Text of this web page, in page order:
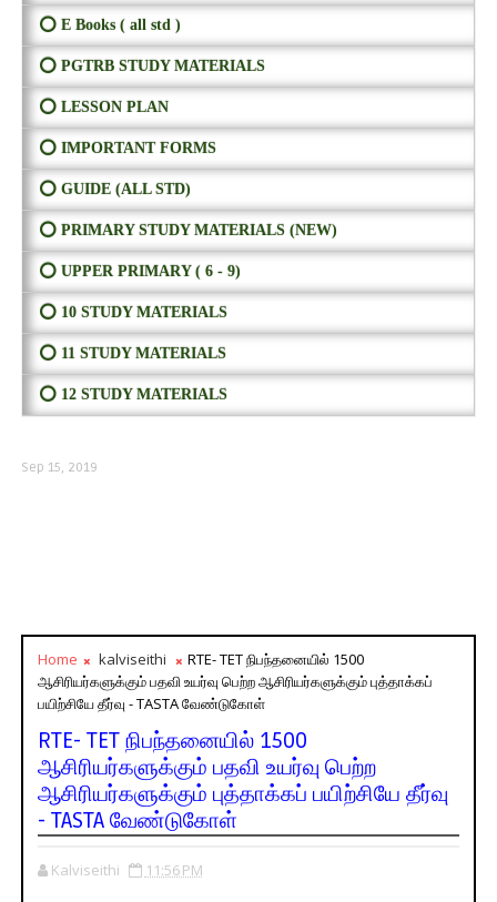
⭕ E Books ( all std )
⭕ PGTRB STUDY MATERIALS
⭕ LESSON PLAN
⭕ IMPORTANT FORMS
⭕ GUIDE (ALL STD)
⭕ PRIMARY STUDY MATERIALS (NEW)
⭕ UPPER PRIMARY ( 6 - 9)
⭕ 10 STUDY MATERIALS
⭕ 11 STUDY MATERIALS
⭕ 12 STUDY MATERIALS
Sep 15, 2019
Home kalviseithi
RTE- TET நிபந்தனையில் 1500
ஆசிரியர்களுக்கும் பதவி உயர்வு பெற்ற ஆசிரியர்களுக்கும் புத்தாக்கப்
பயிற்சியே தீர்வு - TASTA வேண்டுகோள்
RTE- TET நிபந்தனையில் 1500
ஆசிரியர்களுக்கும் பதவி உயர்வு பெற்ற
ஆசிரியர்களுக்கும் புத்தாக்கப் பயிற்சியே தீர்வு
- TASTA வேண்டுகோள்
Kalviseithi 11:56 PM